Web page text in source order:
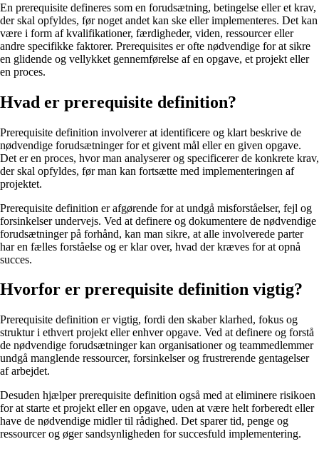
En prerequisite defineres som en forudsætning, betingelse eller et krav,
der skal opfyldes, før noget andet kan ske eller implementeres. Det kan
være i form af kvalifikationer, færdigheder, viden, ressourcer eller
andre specifikke faktorer. Prerequisites er ofte nødvendige for at sikre
en glidende og vellykket gennemførelse af en opgave, et projekt eller
en proces.
Hvad er prerequisite definition?
Prerequisite definition involverer at identificere og klart beskrive de
nødvendige forudsætninger for et givent mål eller en given opgave.
Det er en proces, hvor man analyserer og specificerer de konkrete krav,
der skal opfyldes, før man kan fortsætte med implementeringen af
projektet.
Prerequisite definition er afgørende for at undgå misforståelser, fejl og
forsinkelser undervejs. Ved at definere og dokumentere de nødvendige
forudsætninger på forhånd, kan man sikre, at alle involverede parter
har en fælles forståelse og er klar over, hvad der kræves for at opnå
succes.
Hvorfor er prerequisite definition vigtig?
Prerequisite definition er vigtig, fordi den skaber klarhed, fokus og
struktur i ethvert projekt eller enhver opgave. Ved at definere og forstå
de nødvendige forudsætninger kan organisationer og teammedlemmer
undgå manglende ressourcer, forsinkelser og frustrerende gentagelser
af arbejdet.
Desuden hjælper prerequisite definition også med at eliminere risikoen
for at starte et projekt eller en opgave, uden at være helt forberedt eller
have de nødvendige midler til rådighed. Det sparer tid, penge og
ressourcer og øger sandsynligheden for succesfuld implementering.